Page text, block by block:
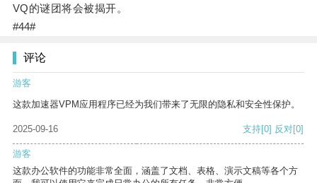
VQ的谜团将会被揭开。
#44#
评论
游客
这款加速器VPM应用程序已经为我们带来了无限的隐私和安全性保护。
2025-09-16 支持[0] 反对[0]
游客
这款办公软件的功能非常全面，涵盖了文档、表格、演示文稿等各个方